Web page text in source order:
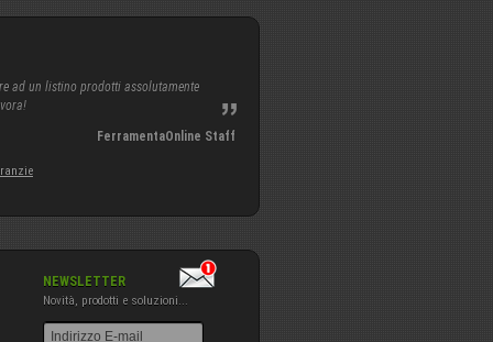
ad un listino prodotti assolutamente
FerramentaOnline Staff
NEWSLETTER
Novità, prodotti e soluzioni...